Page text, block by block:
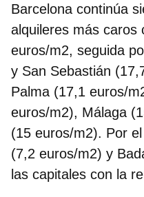
Barcelona continúa
alquileres más caros
euros/m2, seguida
y San Sebastián
Palma (17,1 euros/
euros/m2), Málaga
(15 euros/m2). Por
(7,2 euros/m2) y
las capitales con la